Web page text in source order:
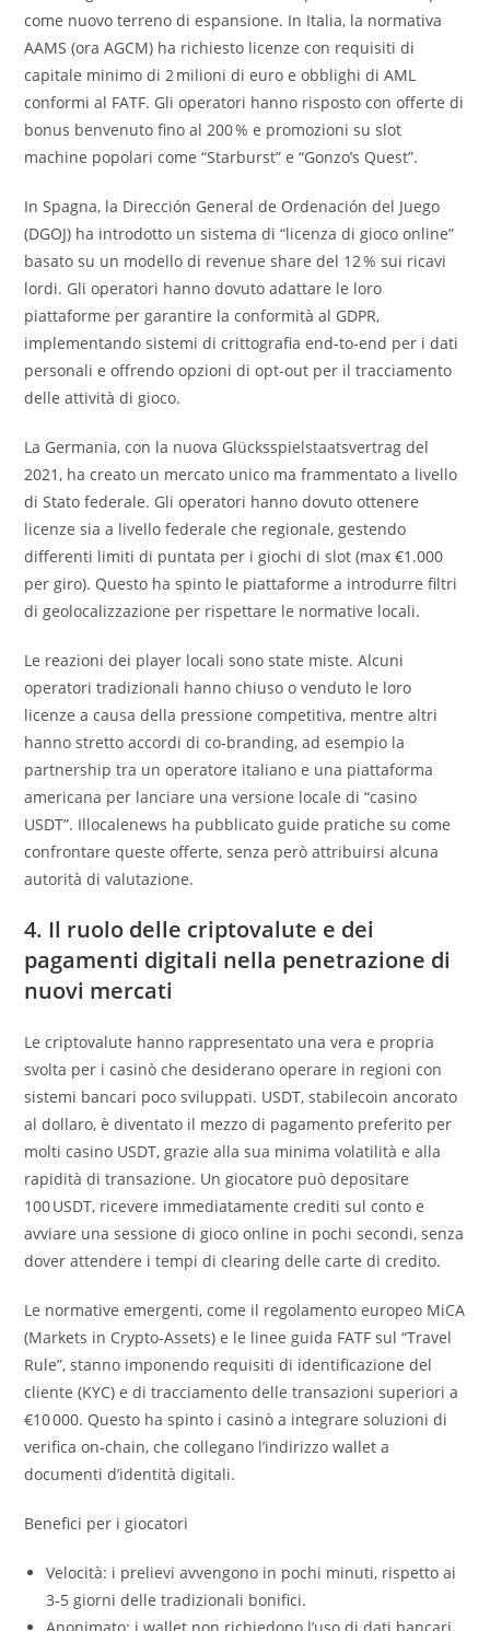
come nuovo terreno di espansione. In Italia, la normativa
AAMS (ora AGCM) ha richiesto licenze con requisiti di
capitale minimo di 2 milioni di euro e obblighi di AML
conformi al FATF. Gli operatori hanno risposto con offerte di
bonus benvenuto fino al 200 % e promozioni su slot
machine popolari come “Starburst” e “Gonzo’s Quest”.
In Spagna, la Dirección General de Ordenación del Juego
(DGOJ) ha introdotto un sistema di “licenza di gioco online”
basato su un modello di revenue share del 12 % sui ricavi
lordi. Gli operatori hanno dovuto adattare le loro
piattaforme per garantire la conformità al GDPR,
implementando sistemi di crittografia end‑to‑end per i dati
personali e offrendo opzioni di opt‑out per il tracciamento
delle attività di gioco.
La Germania, con la nuova Glücksspielstaatsvertrag del
2021, ha creato un mercato unico ma frammentato a livello
di Stato federale. Gli operatori hanno dovuto ottenere
licenze sia a livello federale che regionale, gestendo
differenti limiti di puntata per i giochi di slot (max €1.000
per giro). Questo ha spinto le piattaforme a introdurre filtri
di geolocalizzazione per rispettare le normative locali.
Le reazioni dei player locali sono state miste. Alcuni
operatori tradizionali hanno chiuso o venduto le loro
licenze a causa della pressione competitiva, mentre altri
hanno stretto accordi di co‑branding, ad esempio la
partnership tra un operatore italiano e una piattaforma
americana per lanciare una versione locale di “casino
USDT”. Illocalenews ha pubblicato guide pratiche su come
confrontare queste offerte, senza però attribuirsi alcuna
autorità di valutazione.
4. Il ruolo delle criptovalute e dei
pagamenti digitali nella penetrazione di
nuovi mercati
Le criptovalute hanno rappresentato una vera e propria
svolta per i casinò che desiderano operare in regioni con
sistemi bancari poco sviluppati. USDT, stabilecoin ancorato
al dollaro, è diventato il mezzo di pagamento preferito per
molti casino USDT, grazie alla sua minima volatilità e alla
rapidità di transazione. Un giocatore può depositare
100 USDT, ricevere immediatamente crediti sul conto e
avviare una sessione di gioco online in pochi secondi, senza
dover attendere i tempi di clearing delle carte di credito.
Le normative emergenti, come il regolamento europeo MiCA
(Markets in Crypto‑Assets) e le linee guida FATF sul “Travel
Rule”, stanno imponendo requisiti di identificazione del
cliente (KYC) e di tracciamento delle transazioni superiori a
€10 000. Questo ha spinto i casinò a integrare soluzioni di
verifica on‑chain, che collegano l’indirizzo wallet a
documenti d’identità digitali.
Benefici per i giocatori
Velocità: i prelievi avvengono in pochi minuti, rispetto ai
3‑5 giorni delle tradizionali bonifici.
Anonimato: i wallet non richiedono l’uso di dati bancari,